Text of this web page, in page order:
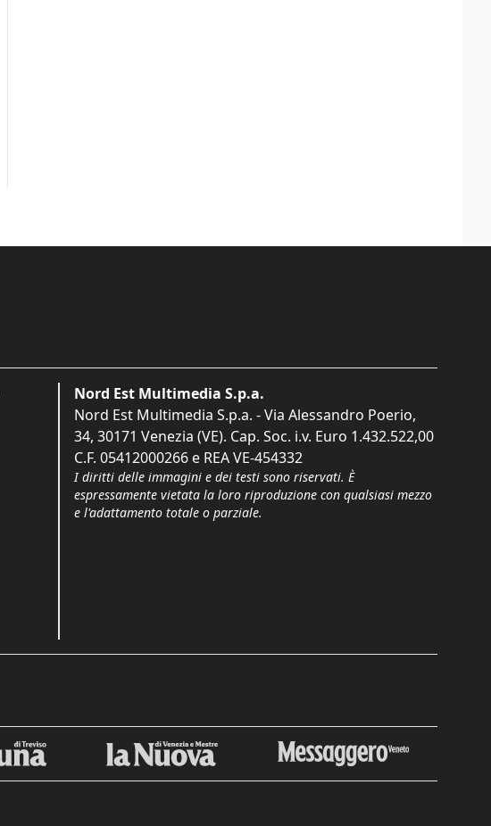
Nord Est Multimedia S.p.a.
Nord Est Multimedia S.p.a. - Via Alessandro Poerio,
34, 30171 Venezia (VE). Cap. Soc. i.v. Euro 1.432.522,00
C.F. 05412000266 e REA VE-454332
I diritti delle immagini e dei testi sono riservati. È
espressamente vietata la loro riproduzione con qualsiasi mezzo
e l'adattamento totale o parziale.